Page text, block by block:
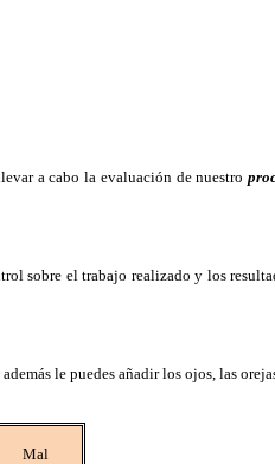
a cabo la evaluación de nuestro
sobre el trabajo realizado y los
le puedes añadir los ojos, las
Mal